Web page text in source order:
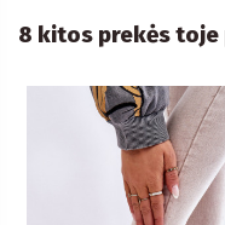
8 kitos prekės